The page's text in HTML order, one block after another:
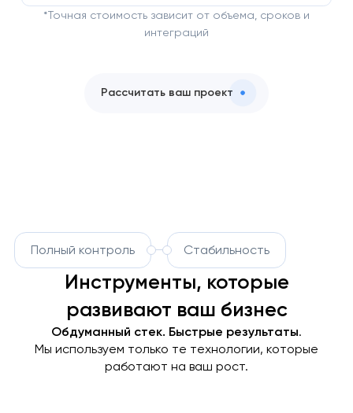
*Точная стоимость зависит от объема, сроков и
интеграций
Рассчитать ваш проект
Полный контроль Стабильность
Инструменты, которые
развивают ваш бизнес
Обдуманный стек. Быстрые результаты.
Мы используем только те технологии, которые
работают на ваш рост.